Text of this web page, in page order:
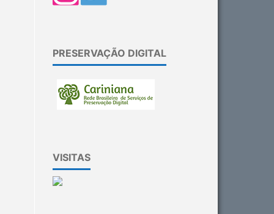
PRESERVAÇÃO DIGITAL
VISITAS